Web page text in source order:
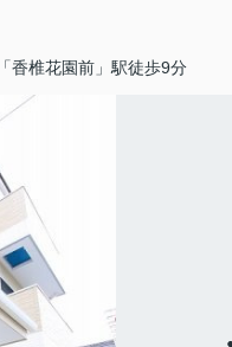
香椎花園前」駅徒歩9分